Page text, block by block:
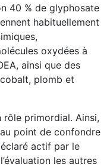
40 % de glyphosate
habituellement
oxydées à
ainsi que des
plomb et
primordial. Ainsi,
point de confondre
actif par le
les autres